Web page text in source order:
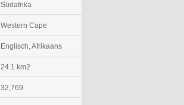
Südafrika
Western Cape
Englisch, Afrikaans
24.1 km2
32,769